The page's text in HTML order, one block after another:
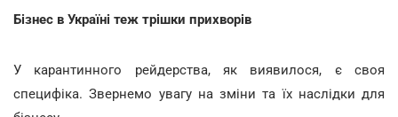
Бізнес в Україні теж трішки прихворів
У карантинного рейдерства, як виявилося, є своя
специфіка. Звернемо увагу на зміни та їх наслідки для